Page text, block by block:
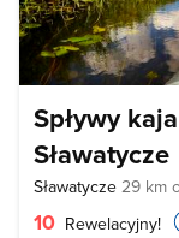
Spływy
Sławatycze
Sławatycze 29 km
10 Rewelacyjny!